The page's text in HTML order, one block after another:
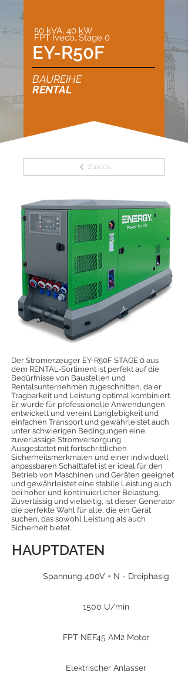
50 kVA, 40 kW
FPT Iveco, Stage 0
EY-R50F
BAUREIHE
RENTAL
Zurück
Der Stromerzeuger EY-R50F STAGE 0 aus
dem RENTAL-Sortiment ist perfekt auf die
Bedürfnisse von Baustellen und
Rentalsunternehmen zugeschnitten, da er
Tragbarkeit und Leistung optimal kombiniert.
Er wurde für professionelle Anwendungen
entwickelt und vereint Langlebigkeit und
einfachen Transport und gewährleistet auch
unter schwierigen Bedingungen eine
zuverlässige Stromversorgung.
Ausgestattet mit fortschrittlichen
Sicherheitsmerkmalen und einer individuell
anpassbaren Schalttafel ist er ideal für den
Betrieb von Maschinen und Geräten geeignet
und gewährleistet eine stabile Leistung auch
bei hoher und kontinuierlicher Belastung.
Zuverlässig und vielseitig, ist dieser Generator
die perfekte Wahl für alle, die ein Gerät
suchen, das sowohl Leistung als auch
Sicherheit bietet.
HAUPTDATEN
Spannung 400V + N - Dreiphasig
1500 U/min
FPT NEF45 AM2 Motor
Elektrischer Anlasser